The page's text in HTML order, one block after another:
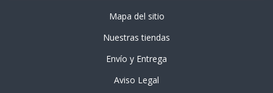
Mapa del sitio
Nuestras tiendas
Envío y Entrega
Aviso Legal